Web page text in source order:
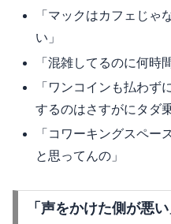
「マックはカフェじゃ
い」
「混雑してるのに何時
「ワンコインも払わず
するのはさすがにタダ
「コワーキングスペー
と思ってんの」
「声をかけた側が悪